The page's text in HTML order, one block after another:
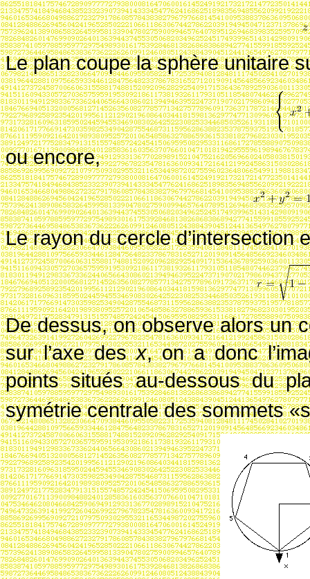
Le plan coupe la sphère unitaire
ou encore,
Le rayon du cercle d’intersection
De dessus, on observe alors un
sur l’axe desx, on a donc
points situés au-dessous du
symétrie centrale des sommets